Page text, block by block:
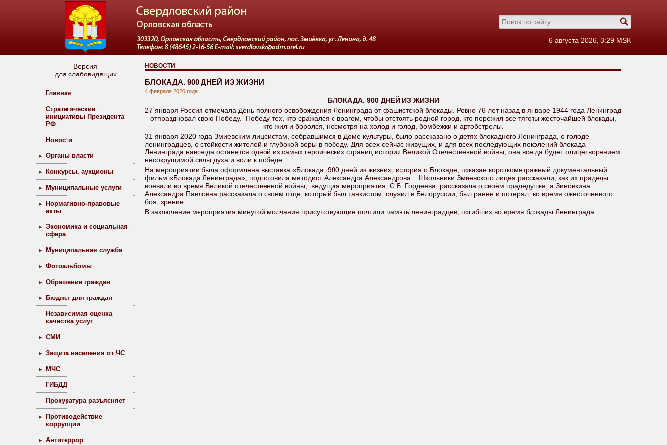
6 августа 2026, 3:29 MSK
Версия
для слабовидящих
Главная
Стратегические
инициативы Президента
РФ
Новости
Органы власти
Конкурсы, аукционы
Муниципальные услуги
Нормативно-правовые
акты
Экономика и социальная
сфера
Муниципальная служба
Фотоальбомы
Обращение граждан
Бюджет для граждан
Независимая оценка
качества услуг
СМИ
Защита населения от ЧС
МЧС
ГИБДД
Прокуратура разъясняет
Противодействие
коррупции
Антитеррор
НОВОСТИ
БЛОКАДА. 900 ДНЕЙ ИЗ ЖИЗНИ
4 февраля 2020 года
БЛОКАДА. 900 ДНЕЙ ИЗ ЖИЗНИ
27 января Россия отмечала День полного освобождения Ленинграда от фашистской блокады. Ровно 76 лет назад в январе 1944 года Ленинград
отпраздновал свою Победу. Победу тех, кто сражался с врагом, чтобы отстоять родной город, кто пережил все тяготы жесточайшей блокады,
кто жил и боролся, несмотря на холод и голод, бомбежки и артобстрелы.
31 января 2020 года Змиевским лицеистам, собравшимся в Доме культуры, было рассказано о детях блокадного Ленинграда, о голоде
ленинградцев, о стойкости жителей и глубокой веры в победу. Для всех сейчас живущих, и для всех последующих поколений блокада
Ленинграда навсегда останется одной из самых героических страниц истории Великой Отечественной войны, она всегда будет олицетворением
несокрушимой силы духа и воли к победе.
На мероприятии была оформлена выставка «Блокада. 900 дней из жизни», история о Блокаде, показан короткометражный документальный
фильм «Блокада Ленинграда», подготовила методист Александра Александрова. Школьники Змиевского лицея рассказали, как их прадеды
воевали во время Великой отечественной войны, ведущая мероприятия, С.В. Гордеева, рассказала о своём прадедушке, а Зиновкина
Александра Павловна рассказала о своем отце, который был танкистом, служил в Белоруссии, был ранен и потерял, во время ожесточенного
боя, зрение.
В заключение мероприятия минутой молчания присутствующие почтили память ленинградцев, погибших во время блокады Ленинграда.